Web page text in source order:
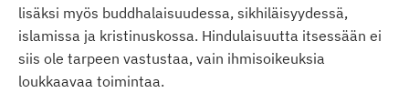
lisäksi myös buddhalaisuudessa, sikhiläisyydessä,
islamissa ja kristinuskossa. Hindulaisuutta itsessään ei
siis ole tarpeen vastustaa, vain ihmisoikeuksia
loukkaavaa toimintaa.